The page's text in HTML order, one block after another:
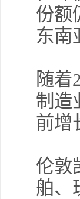
份额
东南
随着
制造
前增
伦敦
舶、